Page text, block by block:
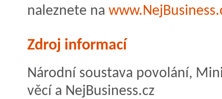
naleznete na
Zdroj informací
Národní soustava povolání,
věcí a NejBusiness.cz